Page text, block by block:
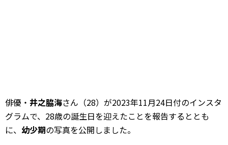
俳優・ 井之脇海さん（28）が2023年11月24日付のインスタ
グラムで、28歳の誕生日を迎えたことを報告するととも
に、 幼少期の写真を公開しました。